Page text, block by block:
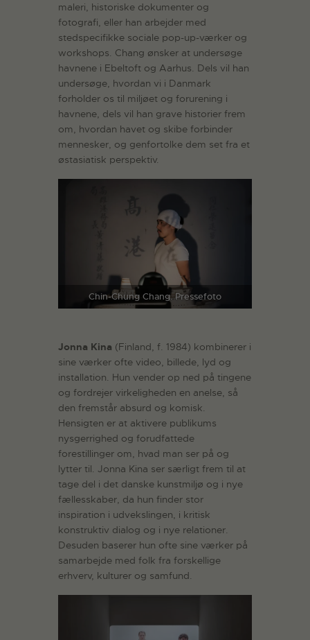
maleri, historiske dokumenter og
fotografi, eller han arbejder med
stedspecifikke sociale pop-up-værker og
workshops. Chang ønsker at undersøge
havnene i Ebeltoft og Aarhus. Dels vil han
undersøge, hvordan vi i Danmark
forholder os til miljøet og forurening i
havnene, dels vil han grave historier frem
om, hvordan havet og skibe forbinder
mennesker, og genfortolke dem set fra et
østasiatisk perspektiv.
Chin-Chung Chang. Pressefoto
Jonna Kina (Finland, f. 1984) kombinerer i
sine værker ofte video, billede, lyd og
installation. Hun vender op ned på tingene
og fordrejer virkeligheden en anelse, så
den fremstår absurd og komisk.
Hensigten er at aktivere publikums
nysgerrighed og forudfattede
forestillinger om, hvad man ser på og
lytter til. Jonna Kina ser særligt frem til at
tage del i det danske kunstmiljø og i nye
fællesskaber, da hun finder stor
inspiration i udvekslingen, i kritisk
konstruktiv dialog og i nye relationer.
Desuden baserer hun ofte sine værker på
samarbejde med folk fra forskellige
erhverv, kulturer og samfund.